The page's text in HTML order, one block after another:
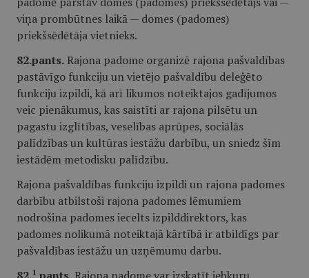
viņa prombūtnes laikā — domes (padomes)
priekšsēdētāja vietnieks.
82.pants. Rajona padome organizē rajona pašvaldības
pastāvīgo funkciju un vietējo pašvaldību deleģēto
funkciju izpildi, kā arī likumos noteiktajos gadījumos
veic pienākumus, kas saistīti ar rajona pilsētu un
pagastu izglītības, veselības aprūpes, sociālās
palīdzības un kultūras iestāžu darbību, un sniedz šīm
iestādēm metodisku palīdzību.
Rajona pašvaldības funkciju izpildi un rajona padomes
darbību atbilstoši rajona padomes lēmumiem
nodrošina padomes iecelts izpilddirektors, kas
padomes nolikumā noteiktajā kārtībā ir atbildīgs par
pašvaldības iestāžu un uzņēmumu darbu.
1